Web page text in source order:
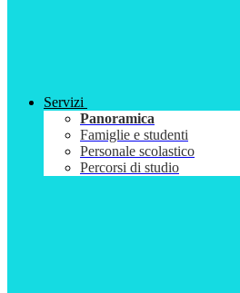
Servizi
Panoramica
Famiglie e studenti
Personale scolastico
Percorsi di studio